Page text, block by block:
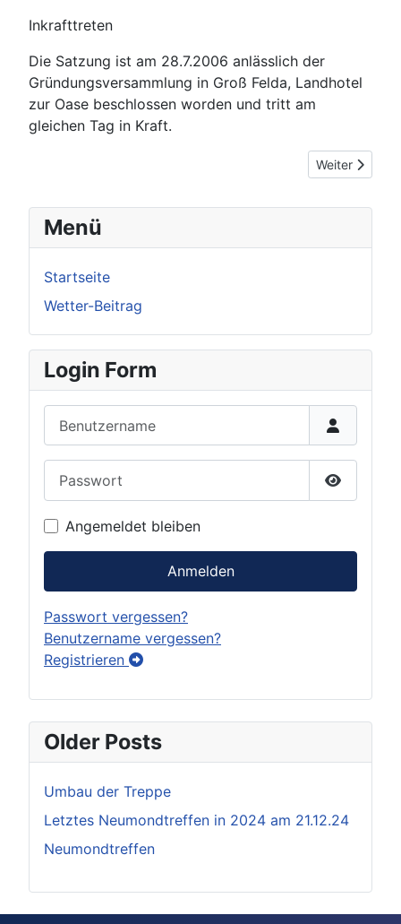
Inkrafttreten
Die Satzung ist am 28.7.2006 anlässlich der
Gründungsversammlung in Groß Felda, Landhotel
zur Oase beschlossen worden und tritt am
gleichen Tag in Kraft.
Nächster
Weiter
Menü
Startseite
Wetter-Beitrag
Login Form
Passwort
Angemeldet bleiben
Anmelden
Passwort vergessen?
Benutzername vergessen?
Registrieren
Older Posts
Umbau der Treppe
Letztes Neumondtreffen in 2024 am 21.12.24
Neumondtreffen